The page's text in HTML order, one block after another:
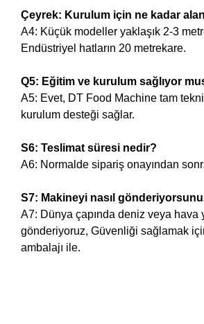
Çeyrek: Kurulum için ne kadar
A4: Küçük modeller yaklaşık 2-3
Endüstriyel hatların 20 metrekare.
Q5: Eğitim ve kurulum sağlıyor
A5: Evet, DT Food Machine tam
kurulum desteği sağlar.
S6: Teslimat süresi nedir?
A6: Normalde sipariş onayından
S7: Makineyi nasıl
A7: Dünya çapında deniz veya hava
gönderiyoruz, Güvenliği sağlamak
ambalajı ile.